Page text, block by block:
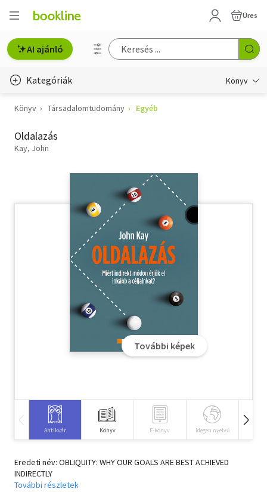
Üres
AI ajánló
Kategóriák Könyv
Életmód, egészség
Erotika
Tankönyv, segédkönyv
Könyv Társadalomtudomány Egyéb
Oldalazás
Kay, John
További képek
Antikvár Könyv E-könyv Idegen nyelvű
Eredeti név: OBLIQUITY: WHY OUR GOALS ARE BEST ACHIEVED
INDIRECTLY
További részletek